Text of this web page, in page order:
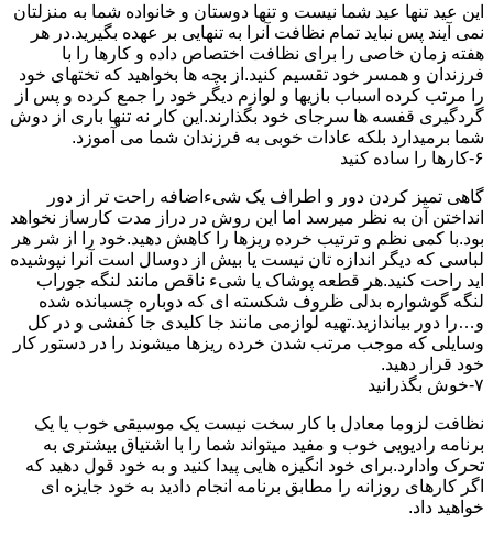
این عید تنها عید شما نیست و تنها دوستان و خانواده شما به منزلتان
نمی آیند پس نباید تمام نظافت آنرا به تنهایی بر عهده بگیرید.در هر
هفته زمان خاصی را برای نظافت اختصاص داده و کارها را با
فرزندان و همسر خود تقسیم کنید.از بچه ها بخواهید که تختهای خود
را مرتب کرده اسباب بازیها و لوازم دیگر خود را جمع کرده و پس از
گردگیری قفسه ها سرجای خود بگذارند.این کار نه تنها باری از دوش
شما برمیدارد بلکه عادات خوبی به فرزندان شما می آموزد.
۶-کارها را ساده کنید
گاهی تمیز کردن دور و اطراف یک شیءاضافه راحت تر از دور
انداختن آن به نظر میرسد اما این روش در دراز مدت کارساز نخواهد
بود.با کمی نظم و ترتیب خرده ریزها را کاهش دهید.خود را از شر هر
لباسی که دیگر اندازه تان نیست یا بیش از دوسال است آنرا نپوشیده
اید راحت کنید.هر قطعه پوشاک یا شیء ناقص مانند لنگه جوراب
لنگه گوشواره بدلی ظروف شکسته ای که دوباره چسبانده شده
و…را دور بیاندازید.تهیه لوازمی مانند جا کلیدی جا کفشی و در کل
وسایلی که موجب مرتب شدن خرده ریزها میشوند را در دستور کار
خود قرار دهید.
۷-خوش بگذرانید
نظافت لزوما معادل با کار سخت نیست یک موسیقی خوب یا یک
برنامه رادیویی خوب و مفید میتواند شما را با اشتیاق بیشتری به
تحرک وادارد.برای خود انگیزه هایی پیدا کنید و به خود قول دهید که
اگر کارهای روزانه را مطابق برنامه انجام دادید به خود جایزه ای
خواهید داد.